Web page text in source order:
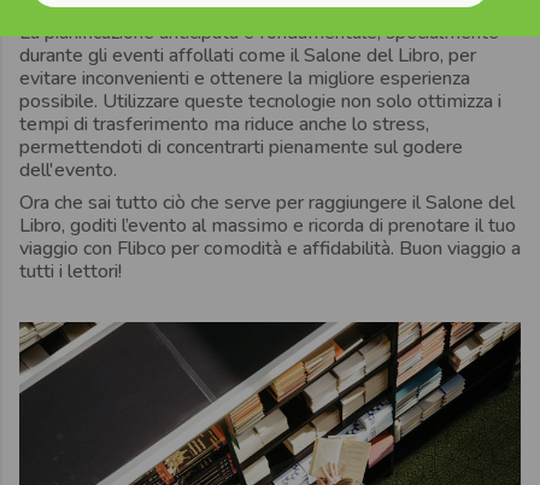
La pianificazione anticipata è fondamentale, specialmente
durante gli eventi affollati come il Salone del Libro, per
evitare inconvenienti e ottenere la migliore esperienza
possibile. Utilizzare queste tecnologie non solo ottimizza i
tempi di trasferimento ma riduce anche lo stress,
permettendoti di concentrarti pienamente sul godere
dell'evento.
Ora che sai tutto ciò che serve per raggiungere il Salone del
Libro, goditi l’evento al massimo e ricorda di prenotare il tuo
viaggio con Flibco per comodità e affidabilità. Buon viaggio a
tutti i lettori!